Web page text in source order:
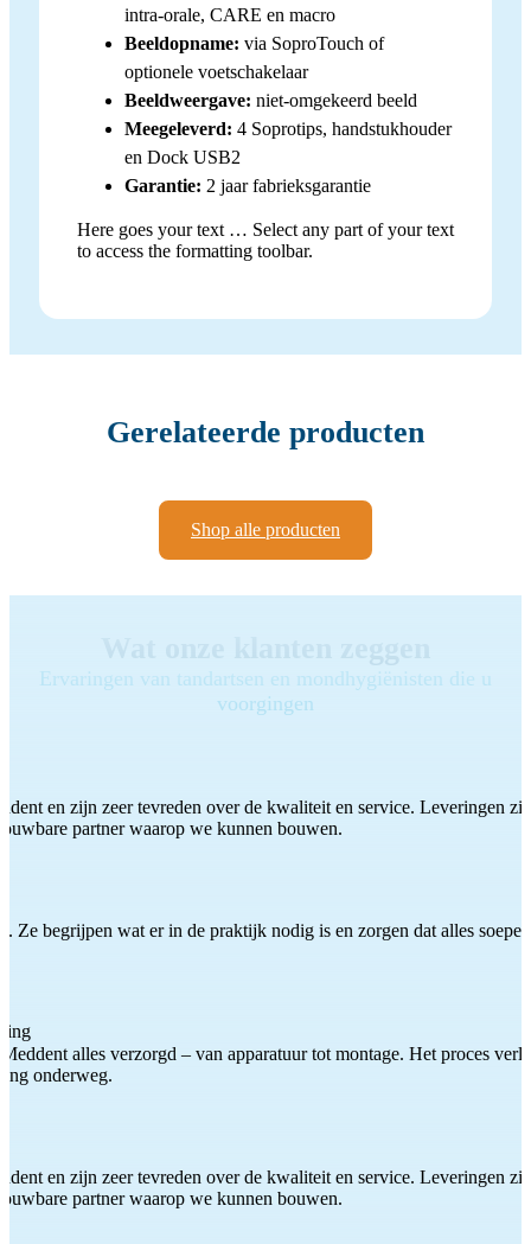
intra-orale, CARE en macro
Beeldopname: via SoproTouch of
optionele voetschakelaar
Beeldweergave: niet-omgekeerd beeld
Meegeleverd: 4 Soprotips, handstukhouder
en Dock USB2
Garantie: 2 jaar fabrieksgarantie
Here goes your text … Select any part of your text
to access the formatting toolbar.
Gerelateerde producten
Shop alle producten
Ervaringen van tandartsen en mondhygiënisten die u
voorgingen
en zijn zeer tevreden over de kwaliteit en service. Leveringen
partner waarop we kunnen bouwen.
Ze begrijpen wat er in de praktijk nodig is en zorgen dat alles
alles verzorgd – van apparatuur tot montage. Het proces
onderweg.
en zijn zeer tevreden over de kwaliteit en service. Leveringen
partner waarop we kunnen bouwen.